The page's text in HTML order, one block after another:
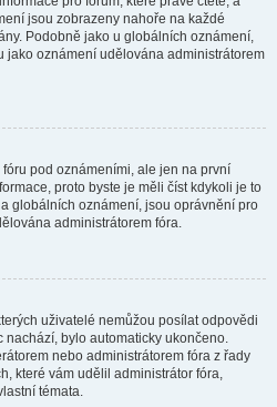
jsou zobrazeny nahoře na každé
Podobně jako u globálních oznámení,
jako oznámení udělována administrátorem
pod oznámeními, ale jen na první
proto byste je měli číst kdykoli je to
globálních oznámení, jsou oprávnění pro
administrátorem fóra.
uživatelé nemůžou posílat odpovědi
bylo automaticky ukončeno.
nebo administrátorem fóra z řady
které vám udělil administrátor fóra,
témata.